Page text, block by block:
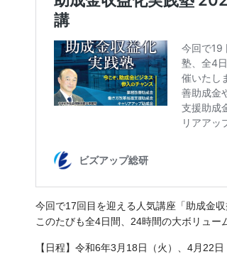
今回で17回目を迎える人気講座「助成金収
このたびも全4日間、24時間の大ボリュー
【日程】令和6年3月18日（火）、4月22